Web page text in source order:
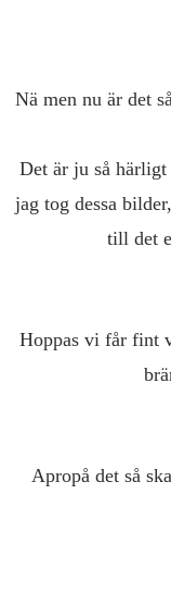
Nä men nu är det
Det är ju så
jag tog dessa
till det
Hoppas vi får fint
Apropå det så